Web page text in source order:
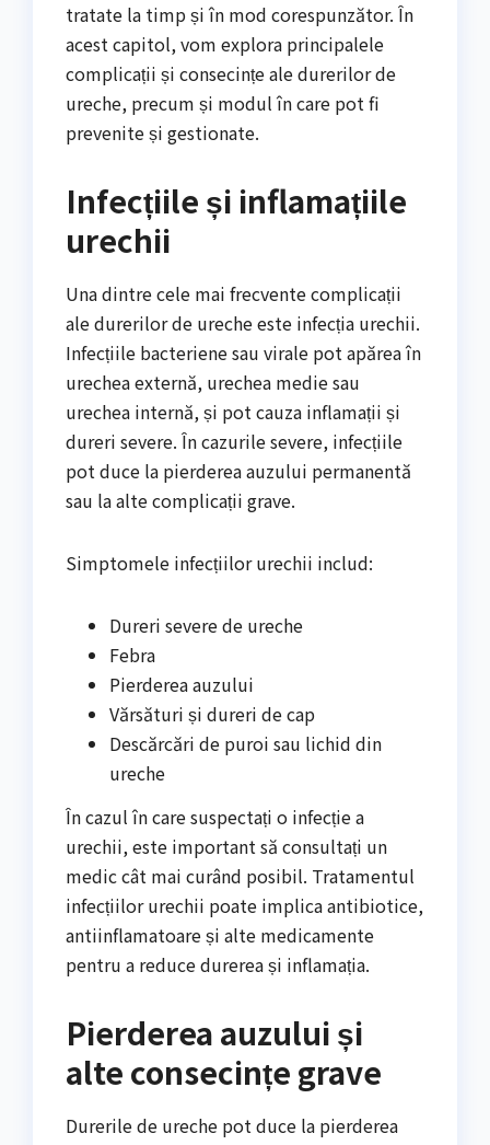
tratate la timp și în mod corespunzător. În
acest capitol, vom explora principalele
complicații și consecințe ale durerilor de
ureche, precum și modul în care pot fi
prevenite și gestionate.
Infecțiile și inflamațiile
urechii
Una dintre cele mai frecvente complicații
ale durerilor de ureche este infecția urechii.
Infecțiile bacteriene sau virale pot apărea în
urechea externă, urechea medie sau
urechea internă, și pot cauza inflamații și
dureri severe. În cazurile severe, infecțiile
pot duce la pierderea auzului permanentă
sau la alte complicații grave.
Simptomele infecțiilor urechii includ:
Dureri severe de ureche
Febra
Pierderea auzului
Vărsături și dureri de cap
Descărcări de puroi sau lichid din
ureche
În cazul în care suspectați o infecție a
urechii, este important să consultați un
medic cât mai curând posibil. Tratamentul
infecțiilor urechii poate implica antibiotice,
antiinflamatoare și alte medicamente
pentru a reduce durerea și inflamația.
Pierderea auzului și
alte consecințe grave
Durerile de ureche pot duce la pierderea